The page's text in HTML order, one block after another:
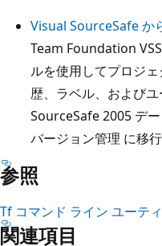
Visual SourceSafe か
Team Foundation
ルを使用してプロジ
歴、ラベル、および
SourceSafe 2005 デ
バージョン管理 に移
参照
Tf コマンド ライン ユーテ
関連項目